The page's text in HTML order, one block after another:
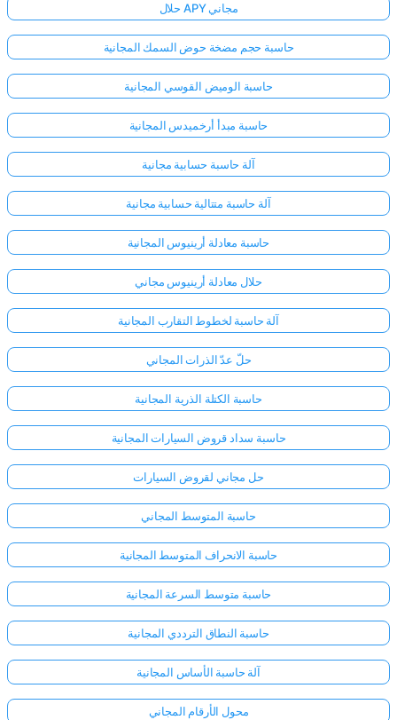
حلال APY مجاني
حاسبة حجم مضخة حوض السمك المجانية
حاسبة الوميض القوسي المجانية
حاسبة مبدأ أرخميدس المجانية
آلة حاسبة حسابية مجانية
آلة حاسبة متتالية حسابية مجانية
حاسبة معادلة أرينيوس المجانية
حلال معادلة أرينيوس مجاني
آلة حاسبة لخطوط التقارب المجانية
حلّ عدّ الذرات المجاني
حاسبة الكتلة الذرية المجانية
حاسبة سداد قروض السيارات المجانية
حل مجاني لقروض السيارات
حاسبة المتوسط المجاني
حاسبة الانحراف المتوسط المجانية
حاسبة متوسط السرعة المجانية
حاسبة النطاق الترددي المجانية
آلة حاسبة الأساس المجانية
محول الأرقام المجاني